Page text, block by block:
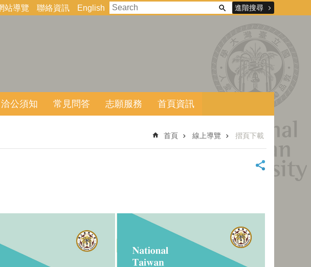
站導覽 聯絡資訊 English 進階搜尋
洽公須知 常見問答 志願服務 首頁資訊
首頁 線上導覽 摺頁下載